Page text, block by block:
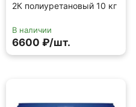
2К полиуретановый 10 кг
В наличии
6600 ₽/шт.